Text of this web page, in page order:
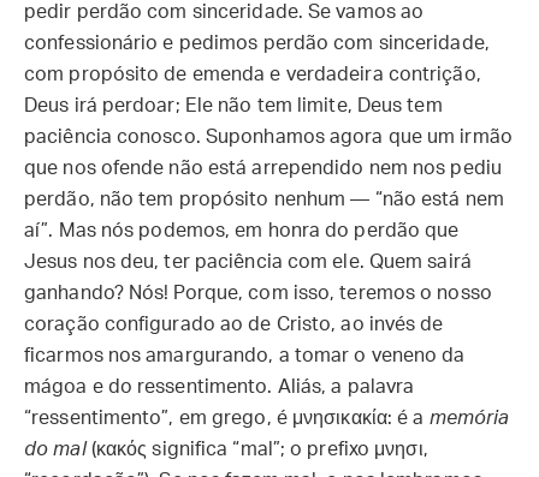
pedir perdão com sinceridade. Se vamos ao
confessionário e pedimos perdão com sinceridade,
com propósito de emenda e verdadeira contrição,
Deus irá perdoar; Ele não tem limite, Deus tem
paciência conosco. Suponhamos agora que um irmão
que nos ofende não está arrependido nem nos pediu
perdão, não tem propósito nenhum — “não está nem
aí”. Mas nós podemos, em honra do perdão que
Jesus nos deu, ter paciência com ele. Quem sairá
ganhando? Nós! Porque, com isso, teremos o nosso
coração configurado ao de Cristo, ao invés de
ficarmos nos amargurando, a tomar o veneno da
mágoa e do ressentimento. Aliás, a palavra
“ressentimento”, em grego, é μνησικακία: é a memória
do mal (κακός significa “mal”; o prefixo μνησι,